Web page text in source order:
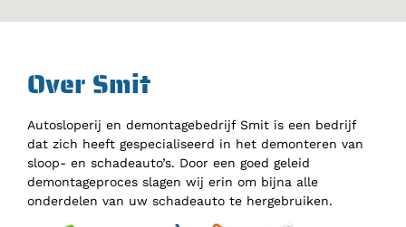
Over Smit
Autosloperij en demontagebedrijf Smit is een bedrijf
dat zich heeft gespecialiseerd in het demonteren van
sloop- en schadeauto’s. Door een goed geleid
demontageproces slagen wij erin om bijna alle
onderdelen van uw schadeauto te hergebruiken.